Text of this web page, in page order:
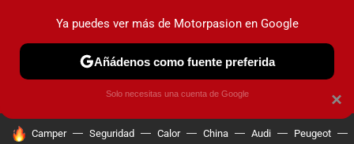
PRUEBAS COCHES ELÉCTRICOS OBSERVATORIO
HOY SE HABLA DE
Camper Seguridad Calor China Audi Peugeot
×
Ya puedes ver más de Motorpasion en Google
Añádenos como fuente preferida
Solo necesitas una cuenta de Google